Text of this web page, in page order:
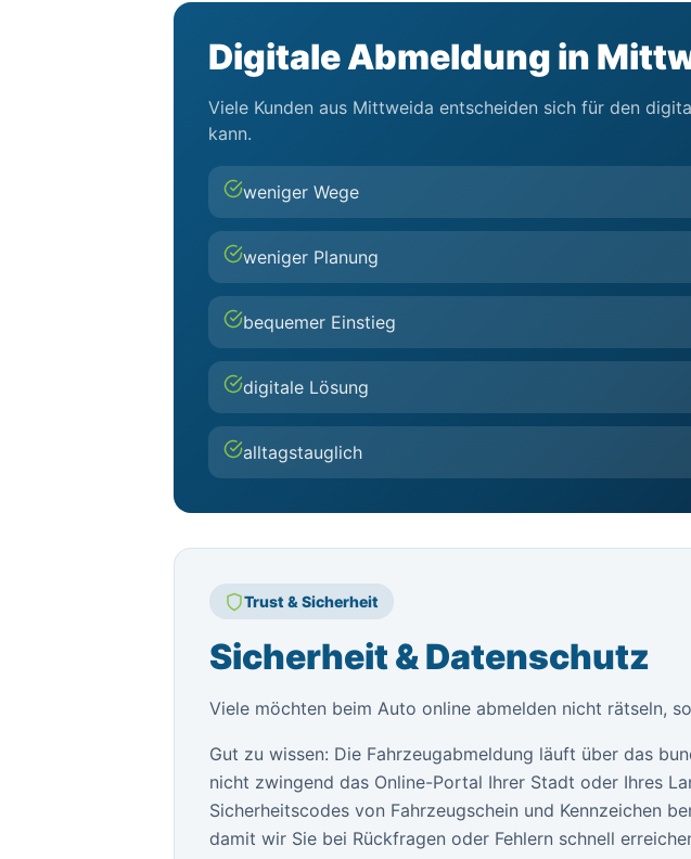
Digitale Abmeldung in
Viele Kunden aus Mittweida entscheiden sich für den
kann.
weniger Wege
weniger Planung
bequemer Einstieg
digitale Lösung
alltagstauglich
Trust & Sicherheit
Sicherheit & Datenschutz
Viele möchten beim Auto online abmelden nicht rätseln,
Gut zu wissen: Die Fahrzeugabmeldung läuft über das
nicht zwingend das Online-Portal Ihrer Stadt oder Ihres
Sicherheitscodes von Fahrzeugschein und Kennzeichen
damit wir Sie bei Rückfragen oder Fehlern schnell